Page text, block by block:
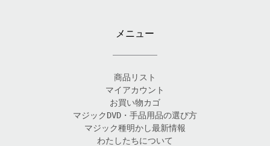
メニュー
商品リスト
マイアカウント
お買い物カゴ
マジックDVD・手品用品の選び方
マジック種明かし最新情報
わたしたちについて